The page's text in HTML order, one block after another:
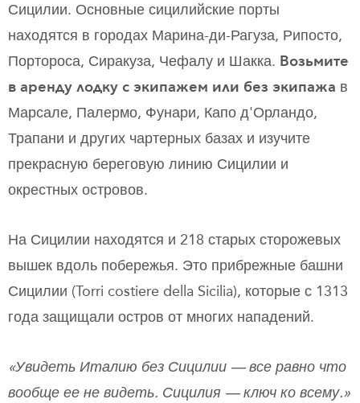
Сицилии. Основные сицилийские порты
находятся в городах Марина-ди-Рагуза, Рипосто,
Портороса, Сиракуза, Чефалу и Шакка. Возьмите
в аренду лодку с экипажем или без экипажа в
Марсале, Палермо, Фунари, Капо д'Орландо,
Трапани и других чартерных базах и изучите
прекрасную береговую линию Сицилии и
окрестных островов.
На Сицилии находятся и 218 старых сторожевых
вышек вдоль побережья. Это прибрежные башни
Сицилии (Torri costiere della Sicilia), которые с 1313
года защищали остров от многих нападений.
«Увидеть Италию без Сицилии — все равно что
вообще ее не видеть. Сицилия — ключ ко всему.»